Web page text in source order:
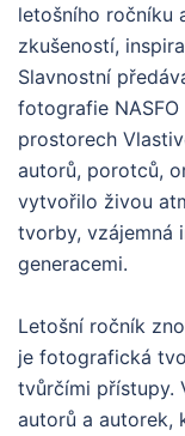
letošního ročníku
zkušeností,
Slavnostní
fotografie
prostorech
autorů, porotců,
vytvořilo živou
tvorby, vzájemná
generacemi.
Letošní ročník
je fotografická
tvůrčími přístupy.
autorů a autorek,